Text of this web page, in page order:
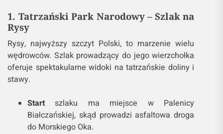
1. Tatrzański Park Narodowy – Szlak na
Rysy
Rysy, najwyższy szczyt Polski, to marzenie wielu
wędrowców. Szlak prowadzący do jego wierzchołka
oferuje spektakularne widoki na tatrzańskie doliny i
stawy.
Startszlaku ma miejsce w Palenicy
Białczańskiej, skąd prowadzi asfaltowa droga
do Morskiego Oka.